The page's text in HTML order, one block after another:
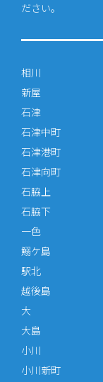
ださい。
相川
新屋
石津
石津中町
石津港町
石津向町
石脇上
石脇下
一色
鰯ケ島
駅北
越後島
大
大島
小川
小川新町